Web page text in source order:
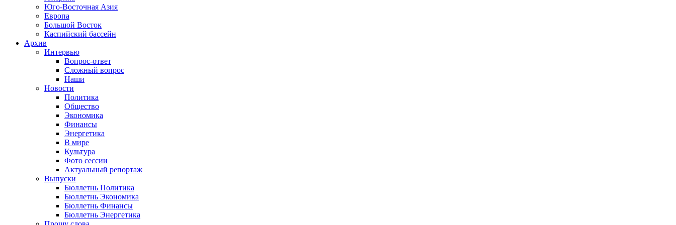
Юго-Восточная Азия
Европа
Большой Восток
Каспийский бассейн
Архив
Интервью
Вопрос-ответ
Сложный вопрос
Наши
Новости
Политика
Общество
Экономика
Финансы
Энергетика
В мире
Культура
Фото сессии
Актуальный репортаж
Выпуски
Бюллетнь Политика
Бюллетнь Экономика
Бюллетнь Финансы
Бюллетнь Энергетика